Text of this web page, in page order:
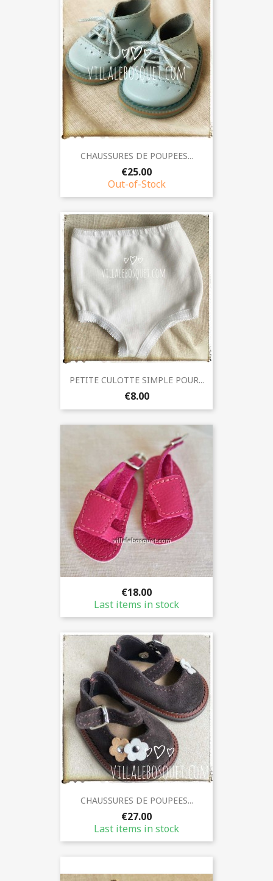
CHAUSSURES DE POUPEES...
€25.00
Out-of-Stock
PETITE CULOTTE SIMPLE POUR...
€8.00
€18.00
Last items in stock
CHAUSSURES DE POUPEES...
€27.00
Last items in stock